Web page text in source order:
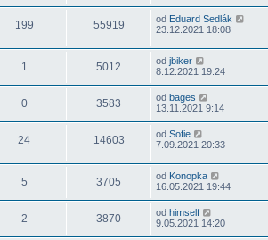
199 55919 od Eduard Sedlák
23.12.2021 18:08
1 5012 od jbiker
8.12.2021 19:24
0 3583 od bages
13.11.2021 9:14
24 14603 od Sofie
7.09.2021 20:33
5 3705 od Konopka
16.05.2021 19:44
2 3870 od himself
9.05.2021 14:20